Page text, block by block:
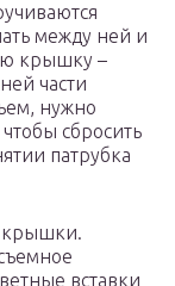
между ней и
крышку –
части
нужно
сбросить
патрубка
крышки.
вставки